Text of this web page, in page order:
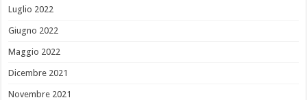
Luglio 2022
Giugno 2022
Maggio 2022
Dicembre 2021
Novembre 2021